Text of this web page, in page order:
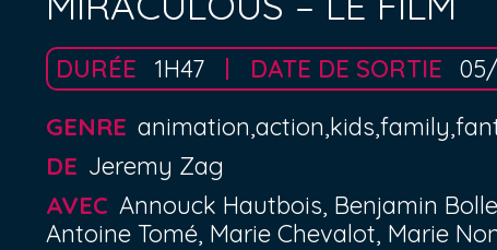
DURÉE 1H47 DATE DE SORTIE
GENRE
DE Jeremy Zag
AVEC Annouck Hautbois, Benjamin
Antoine Tomé, Marie Chevalot, Marie